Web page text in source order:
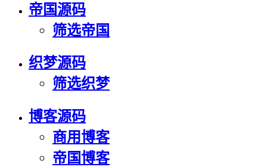
帝国源码
筛选帝国
织梦源码
筛选织梦
博客源码
商用博客
帝国博客